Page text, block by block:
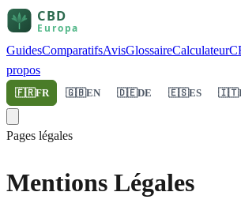
GuidesComparatifsAvisGlossaireCalculateur
propos
🇫🇷FR 🇬🇧EN 🇩🇪DE 🇪🇸ES 🇮🇹
Pages légales
Mentions Légales